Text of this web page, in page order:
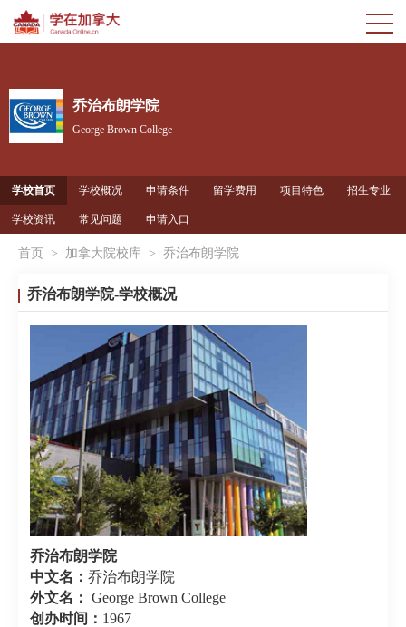
乔治布朗学院
George Brown College
学校首页 学校概况 申请条件 留学费用 项目特色 招生专业
学校资讯 常见问题 申请入口
首页 > 加拿大院校库 > 乔治布朗学院
乔治布朗学院-学校概况
乔治布朗学院
中文名： 乔治布朗学院
外文名： George Brown College
创办时间： 1967